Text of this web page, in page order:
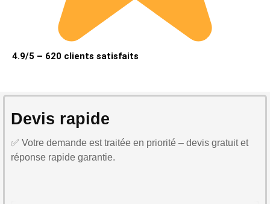
4.9/5 – 620 clients satisfaits
Devis rapide
✅ Votre demande est traitée en priorité – devis gratuit et
réponse rapide garantie.